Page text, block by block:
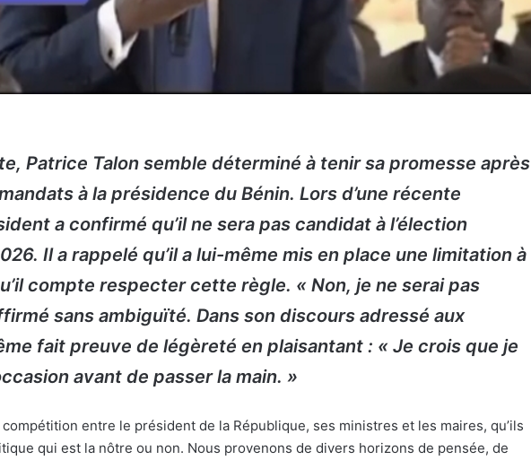
Patrice Talon semble déterminé à tenir sa promesse après
à la présidence du Bénin. Lors d’une récente
a confirmé qu’il ne sera pas candidat à l’élection
Il a rappelé qu’il a lui-même mis en place une limitation à
compte respecter cette règle. « Non, je ne serai pas
sans ambiguïté. Dans son discours adressé aux
fait preuve de légèreté en plaisantant : « Je crois que je
avant de passer la main. »
compétition entre le président de la République, ses ministres et les maires, qu’ils
qui est la nôtre ou non. Nous provenons de divers horizons de pensée, de